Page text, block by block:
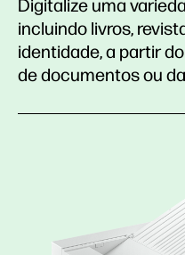
Digitalize uma
incluindo livros,
identidade, a partir
de documentos ou